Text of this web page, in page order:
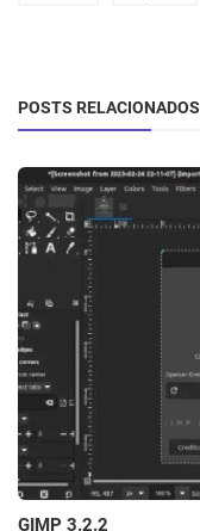
POSTS RELACIONADOS
GIMP 3.2.2